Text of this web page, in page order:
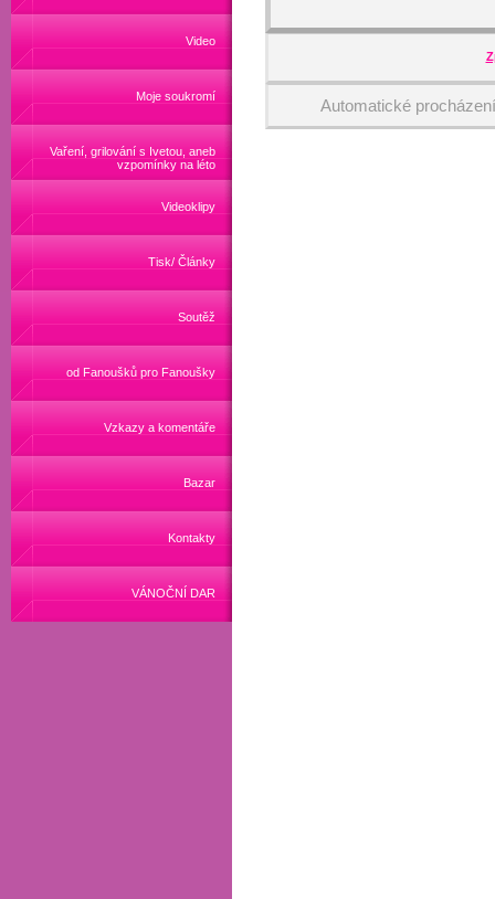
Video
Moje soukromí
Vaření, grilování s Ivetou, aneb
vzpomínky na léto
Videoklipy
Tisk/ Články
Soutěž
od Fanoušků pro Fanoušky
Vzkazy a komentáře
Bazar
Kontakty
VÁNOČNÍ DAR
Automatické